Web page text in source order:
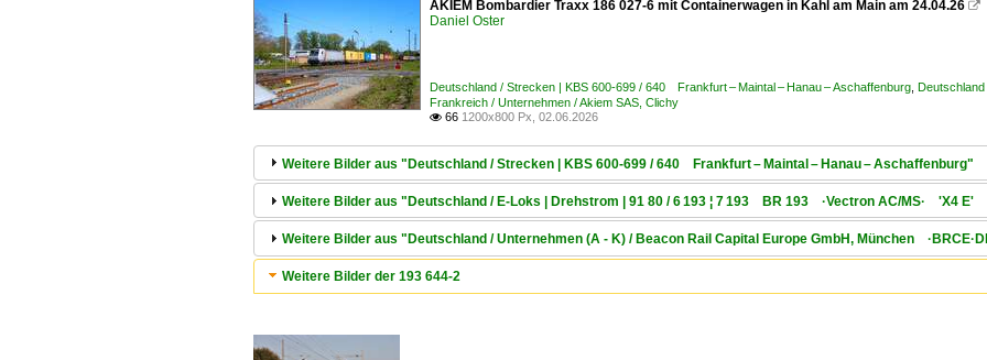
AKIEM Bombardier Traxx 186 027-6 mit Containerwagen in Kahl am Main am 24.04.26 
Daniel Oster
Deutschland / Strecken | KBS 600-699 / 640 Frankfurt – Maintal – Hanau – Aschaffenburg
Frankreich / Unternehmen / Akiem SAS, Clichy
 66 1200x800 Px, 02.06.2026
Weitere Bilder aus "Deutschland / Strecken | KBS 600-699 / 640 Frankfurt – Maintal – Hanau – Aschaffenburg"
Weitere Bilder aus "Deutschland / E-Loks | Drehstrom | 91 80 / 6 193 ¦ 7 193 BR 193 ·Vectron AC/MS· 'X4
Weitere Bilder aus "Deutschland / Unternehmen (A - K) / Beacon Rail Capital Europe GmbH, München
Weitere Bilder der 193 644-2